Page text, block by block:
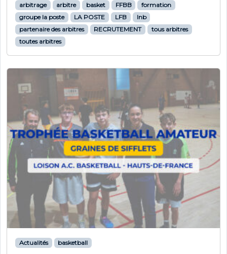
arbitrage arbitre basket FFBB
formation
groupe la poste
LA POSTE LFB
lnb
partenaire des arbitres
RECRUTEMENT
tous arbitres
toutes arbitres
Actualités basketball